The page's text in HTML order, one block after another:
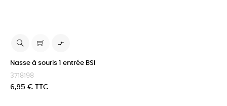

Nasse à souris 1 entrée BSI
3718198
Prix
6,95 € TTC